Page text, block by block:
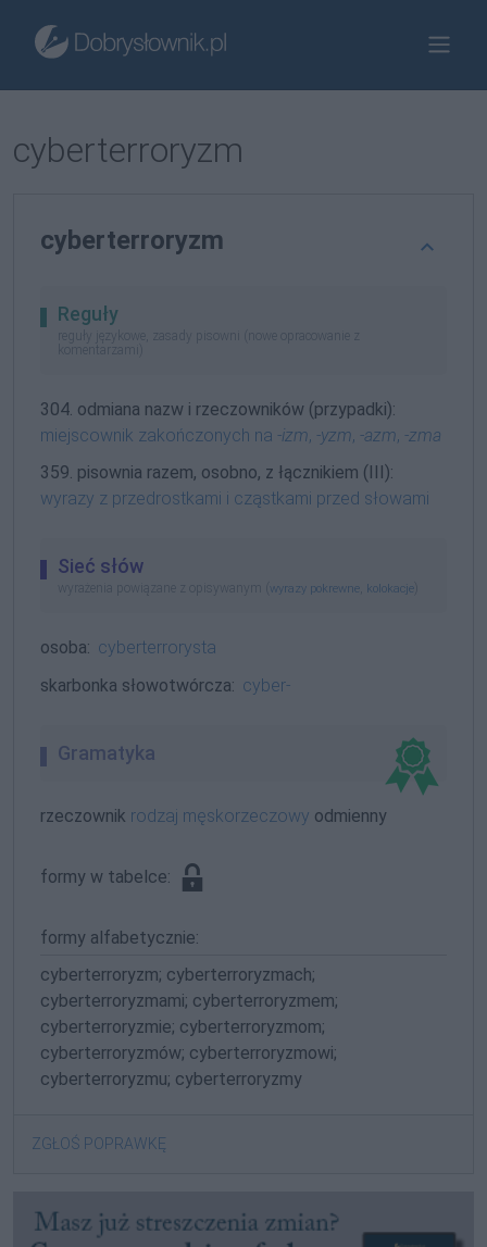
cyberterroryzm
cyberterroryzm
Reguły
reguły językowe, zasady pisowni (nowe opracowanie z
komentarzami)
304. odmiana nazw i rzeczowników (przypadki):
miejscownik zakończonych na -izm, -yzm, -azm, -zma
359. pisownia razem, osobno, z łącznikiem (III):
wyrazy z przedrostkami i cząstkami przed słowami
Sieć słów
wyrażenia powiązane z opisywanym ( wyrazy pokrewne kolokacje
osoba: cyberterrorysta
skarbonka słowotwórcza: cyber-
Gramatyka
rzeczownik rodzaj męskorzeczowy odmienny
formy w tabelce:
formy alfabetycznie:
cyberterroryzm; cyberterroryzmach;
cyberterroryzmami; cyberterroryzmem;
cyberterroryzmie; cyberterroryzmom;
cyberterroryzmów; cyberterroryzmowi;
cyberterroryzmu; cyberterroryzmy
ZGŁOŚ POPRAWKĘ